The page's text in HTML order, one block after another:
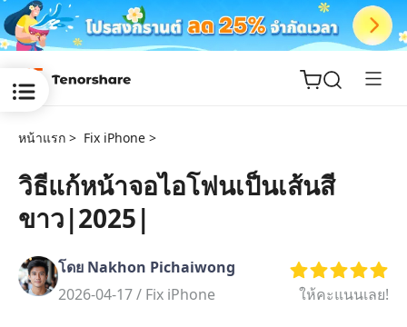
ReiBoot
for iOS
Tenorshare
New
หน้าแรก > Fix iPhone >
วิธีแก้หน้าจอไอโฟนเป็นเส้นสี
ขาว|2025|
โดย Nakhon Pichaiwong
2026-04-17 / Fix iPhone ให้คะแนนเลย!